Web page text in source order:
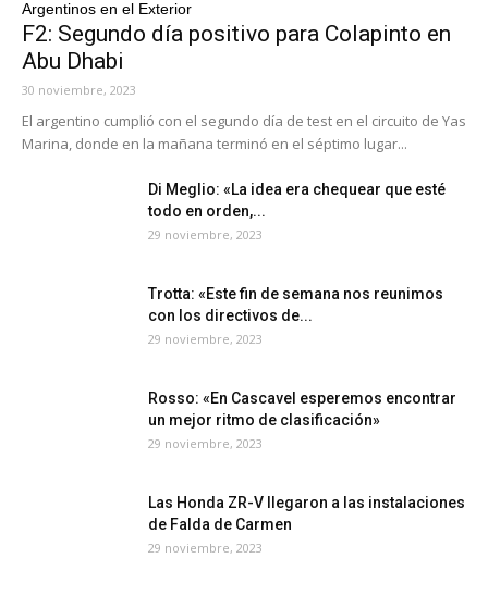
Argentinos en el Exterior
F2: Segundo día positivo para Colapinto en
Abu Dhabi
30 noviembre, 2023
El argentino cumplió con el segundo día de test en el circuito de Yas
Marina, donde en la mañana terminó en el séptimo lugar...
Di Meglio: «La idea era chequear que esté
todo en orden,...
29 noviembre, 2023
Trotta: «Este fin de semana nos reunimos
con los directivos de...
29 noviembre, 2023
Rosso: «En Cascavel esperemos encontrar
un mejor ritmo de clasificación»
29 noviembre, 2023
Las Honda ZR-V llegaron a las instalaciones
de Falda de Carmen
29 noviembre, 2023